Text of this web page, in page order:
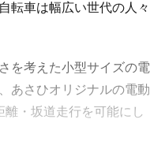
転車は幅広い世代の人々
を考えた小型サイズの電
あさひオリジナルの電動
・坂道走行を可能にし